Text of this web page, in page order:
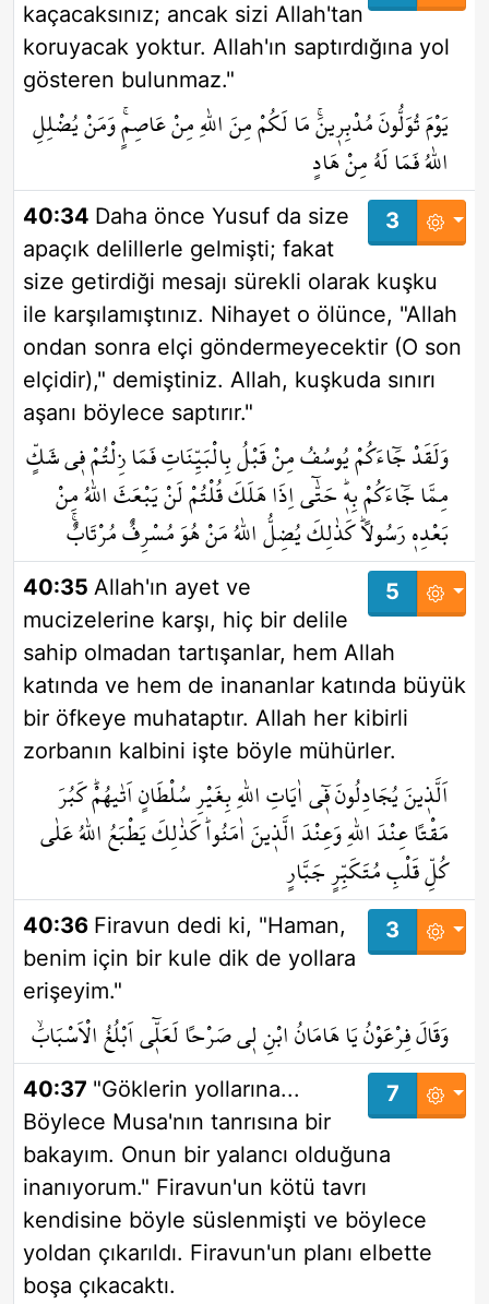
kaçacaksınız; ancak sizi Allah'tan
koruyacak yoktur. Allah'ın saptırdığına yol
gösteren bulunmaz."
يَوْمَ تُوَلُّونَ مُدْبِر۪ينَۚ مَا لَكُمْ مِنَ اللّٰهِ مِنْ عَاصِمٍۚ وَمَنْ يُضْلِلِ
اللّٰهُ فَمَا لَهُ مِنْ هَادٍ
3
40:34 Daha önce Yusuf da size
apaçık delillerle gelmişti; fakat
size getirdiği mesajı sürekli olarak kuşku
ile karşılamıştınız. Nihayet o ölünce, "Allah
ondan sonra elçi göndermeyecektir (O son
elçidir)," demiştiniz. Allah, kuşkuda sınırı
aşanı böylece saptırır."
وَلَقَدْ جَٓاءَكُمْ يُوسُفُ مِنْ قَبْلُ بِالْبَيِّنَاتِ فَمَا زِلْتُمْ ف۪ي شَكٍّ
مِمَّا جَٓاءَكُمْ بِه۪ۜ حَتّٰٓى اِذَا هَلَكَ قُلْتُمْ لَنْ يَبْعَثَ اللّٰهُ مِنْ
بَعْدِه۪ رَسُولاًۜ كَذٰلِكَ يُضِلُّ اللّٰهُ مَنْ هُوَ مُسْرِفٌ مُرْتَابٌۚ
5
40:35 Allah'ın ayet ve
mucizelerine karşı, hiç bir delile
sahip olmadan tartışanlar, hem Allah
katında ve hem de inananlar katında büyük
bir öfkeye muhataptır. Allah her kibirli
zorbanın kalbini işte böyle mühürler.
اَلَّذ۪ينَ يُجَادِلُونَ ف۪ٓي اٰيَاتِ اللّٰهِ بِغَيْرِ سُلْطَانٍ اَتٰيهُمْۜ كَبُرَ
مَقْتاً عِنْدَ اللّٰهِ وَعِنْدَ الَّذ۪ينَ اٰمَنُواۜ كَذٰلِكَ يَطْبَعُ اللّٰهُ عَلٰى
كُلِّ قَلْبِ مُتَكَبِّرٍ جَبَّارٍ
3
40:36 Firavun dedi ki, "Haman,
benim için bir kule dik de yollara
erişeyim."
وَقَالَ فِرْعَوْنُ يَا هَامَانُ ابْنِ ل۪ي صَرْحاً لَعَلّ۪ٓي اَبْلُغُ الْاَسْبَابَۙ
7
40:37 "Göklerin yollarına...
Böylece Musa'nın tanrısına bir
bakayım. Onun bir yalancı olduğuna
inanıyorum." Firavun'un kötü tavrı
kendisine böyle süslenmişti ve böylece
yoldan çıkarıldı. Firavun'un planı elbette
boşa çıkacaktı.